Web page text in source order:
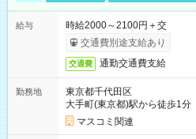
給与
時給2000～2100円＋交
交通費別途支給あり
交通費 通勤交通費支給
勤務地
東京都千代田区
大手町(東京都)駅から徒歩1分
マスコミ関連